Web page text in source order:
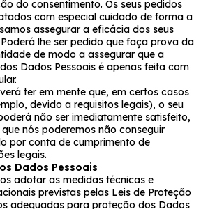
do consentimento. Os seus pedidos
com especial cuidado de forma a
assegurar a eficácia dos seus
lhe ser pedido que faça prova da
de modo a assegurar que a
Dados Pessoais é apenas feita com
ter em mente que, em certos casos
devido a requisitos legais), o seu
não ser imediatamente satisfeito,
nós poderemos não conseguir
por conta de cumprimento de
legais.
Dados Pessoais
adotar as medidas técnicas e
previstas pelas Leis de Proteção
adequadas para proteção dos Dados